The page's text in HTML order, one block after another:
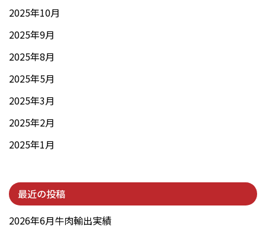
2025年10月
2025年9月
2025年8月
2025年5月
2025年3月
2025年2月
2025年1月
最近の投稿
2026年6月牛肉輸出実績